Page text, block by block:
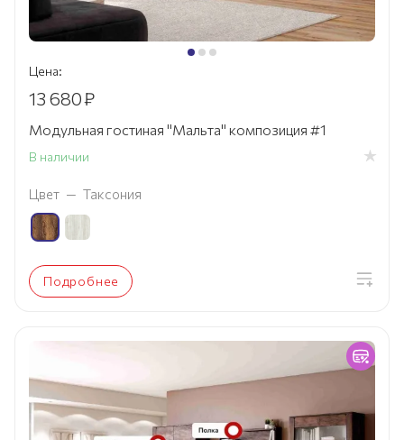
Цена:
13 680₽
Модульная гостиная "Мальта" композиция #1
В наличии
Цвет — Таксония
Подробнее